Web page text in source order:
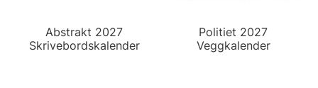
Abstrakt 2027
Skrivebordskalender
Politiet 2027
Veggkalender